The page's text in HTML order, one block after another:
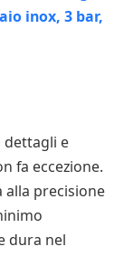
dettagli e
fa eccezione.
alla precisione
dura nel